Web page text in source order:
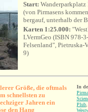
Start:
(von Pirmasens
bergauf, unterhalb der
Karten 1:25.000:
LVermGeo (ISBN 978-
Felsenland", Pietruska-
9)
Größe, die oftmals
schnellsten zu
Jahren ein
den Hang
In
Plub